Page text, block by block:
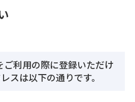
利用の際に登録いただけ
スは以下の通りです。